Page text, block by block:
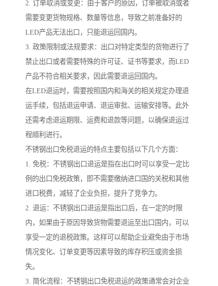
2. 订单取消或变更：由于客户的原因，订单被取消或者
需要变更货物规格、数量等信息，导致之前准备好的
LED产品无法出口，只能退运回国内。
3. 政策限制或法规要求：出口对特定类型的货物进行了
禁止出口或者需要特殊的许可证、证书等要求，而LED
产品不符合相关要求，因此需要退运回国内。
在LED退运时，需要按照国内和海关的相关规定办理退
运手续，包括退运申请、退运审批、运输安排等。此外
还需考虑退运期限、运费和退款等问题，以确保退运过
程顺利进行。
不锈钢出口免税退运的特点主要包括以下几个方面：
1. 免税：不锈钢出口退运是指在出口时可以享受一定比
例的出口免税政策，即不需要缴纳进口国的关税和其他
进口税费，减轻了企业负担，提升了竞争力。
2. 退运：不锈钢出口退运是指出口后，在一定的时限
内，如果由于原因导致货物需要退运至出口国内，可以
享受一定的退税政策。这样可以帮助企业避免由于市场
情况变化、订单变更等因素导致的库存积压或资金损
失。
3. 简化流程：不锈钢出口免税退运的政策通常会对企业